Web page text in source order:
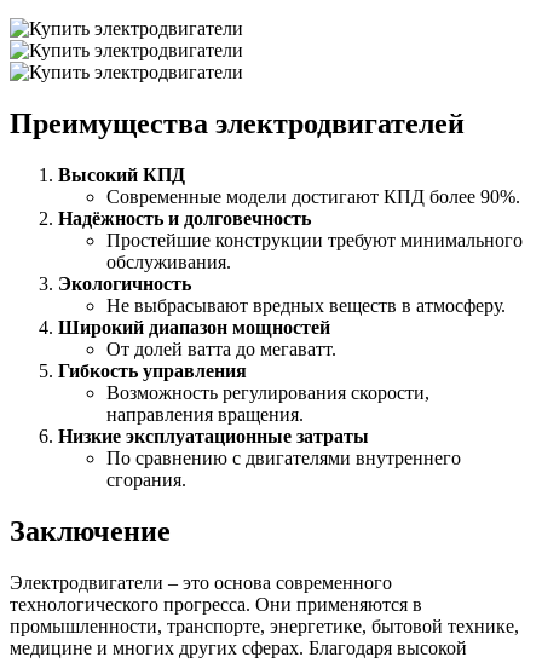
Преимущества электродвигателей
Высокий КПД
Современные модели достигают КПД более 90%.
Надёжность и долговечность
Простейшие конструкции требуют минимального
обслуживания.
Экологичность
Не выбрасывают вредных веществ в атмосферу.
Широкий диапазон мощностей
От долей ватта до мегаватт.
Гибкость управления
Возможность регулирования скорости,
направления вращения.
Низкие эксплуатационные затраты
По сравнению с двигателями внутреннего
сгорания.
Заключение
Электродвигатели – это основа современного
технологического прогресса. Они применяются в
промышленности, транспорте, энергетике, бытовой технике,
медицине и многих других сферах. Благодаря высокой